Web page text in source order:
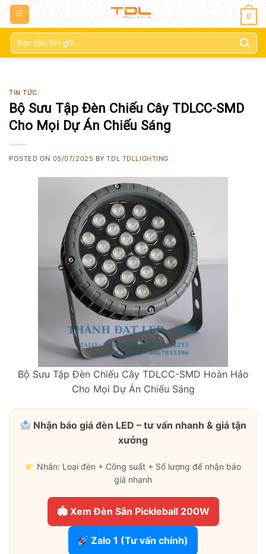
0
Tìm
kiếm:
TIN TỨC
Bộ Sưu Tập Đèn Chiếu Cây TDLCC-SMD
Cho Mọi Dự Án Chiếu Sáng
POSTED ON 05/07/2025 BYTDL TDLLIGHTING
Bộ Sưu Tập Đèn Chiếu Cây TDLCC-SMD Hoàn Hảo
Cho Mọi Dự Án Chiếu Sáng
Nhận báo giá đèn LED – tư vấn nhanh & giá tận
xưởng
Nhắn: Loại đèn + Công suất + Số lượng để nhận báo
giá nhanh
🏟 Xem Đèn Sân Pickleball 200W
Zalo 1 (Tư vấn chính)